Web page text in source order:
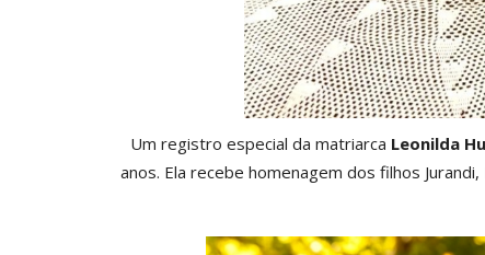
Um registro especial da matriarca Leonilda
anos. Ela recebe homenagem dos filhos